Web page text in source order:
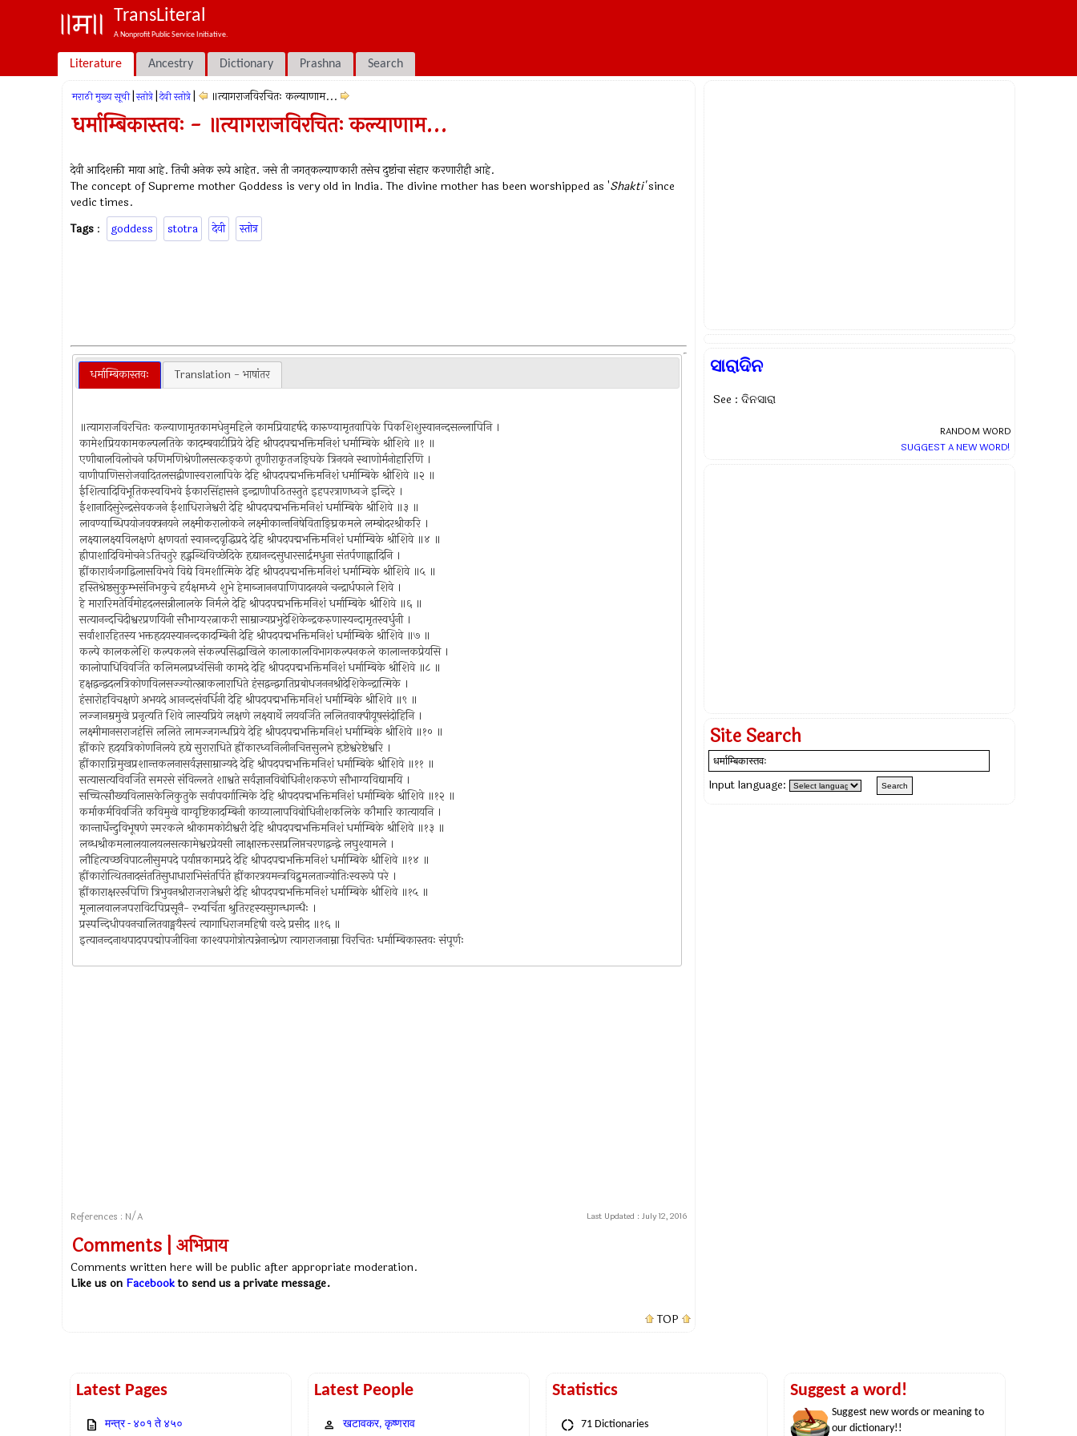
TransLiteral
A Nonprofit Public Service Initiative.
Literature Ancestry Dictionary Prashna Search
मराठी मुख्य सूची स्तोत्रे देवी स्तोत्रे ॥त्यागराजविरचितः कल्याणाम...
धर्माम्बिकास्तवः - ॥त्यागराजविरचितः कल्याणाम...
देवी आदिशक्ती माया आहे. तिची अनेक रूपे आहेत. जसे ती जगत्‌कल्याण्कारी तसेच दुष्टांचा संहार करणारीही आहे.
The concept of Supreme mother Goddess is very old in India. The divine mother has been worshipped as 'Shakti'since
vedic times.
Tags : goddess stotra देवी स्तोत्र
धर्माम्बिकास्तवः Translation - भाषांतर
॥त्यागराजविरचितः कल्याणामृतकामधेनुमहिले कामप्रियाहर्षदे कारुण्यामृतवापिके पिकशिशुस्वानन्दसल्लापिनि ।
कामेशप्रियकामकल्पलतिके कादम्बवाटीप्रिये देहि श्रीपदपद्मभक्तिमनिशं धर्माम्बिके श्रीशिवे ॥१ ॥
एणीबालविलोचने फणिमणिश्रेणीलसत्कङ्कणे तूणीराकृतजङ्घिके त्रिनयने स्थाणोर्मनोहारिणि ।
वाणीपाणिसरोजवादितलसद्वीणास्वरालापिके देहि श्रीपदपद्मभक्तिमनिशं धर्माम्बिके श्रीशिवे ॥२ ॥
ईशित्वादिविभूतिकस्वविभवे ईकारसिंहासने इन्द्राणीपठितस्तुते इहपरत्राणध्वजे इन्दिरे ।
ईशानादिसुरेन्द्रसेवकजने ईशाधिराजेश्वरी देहि श्रीपदपद्मभक्तिमनिशं धर्माम्बिके श्रीशिवे ॥३ ॥
लावण्याब्धिपयोजवक्त्रनयने लक्ष्मीकरालोकने लक्ष्मीकान्तनिषेविताङ्घ्रिकमले लम्बोदरश्रीकरि ।
लक्ष्यालक्ष्यविलक्षणे क्षणवतां स्वानन्दवृद्धिप्रदे देहि श्रीपदपद्मभक्तिमनिशं धर्माम्बिके श्रीशिवे ॥४ ॥
ह्रीपाशादिविमोचनेऽतिचतुरे हृद्ग्रन्थिविच्छेदिके हृद्यानन्दसुधारसार्द्रमधुना संतर्पणाह्लादिनि ।
ह्रींकारार्थजगद्विलासविभवे विद्ये विमर्शात्मिके देहि श्रीपदपद्मभक्तिमनिशं धर्माम्बिके श्रीशिवे ॥५ ॥
हस्तिश्रेष्ठसुकुम्भसंनिभकुचे हर्यक्षमध्ये शुभे हेमाब्जाननपाणिपादनयने चन्द्रार्धफाले शिवे ।
हे मारारिमतेर्विमोहदलसन्नीलालके निर्मले देहि श्रीपदपद्मभक्तिमनिशं धर्माम्बिके श्रीशिवे ॥६ ॥
सत्यानन्दचिदीश्वरप्रणयिनी सौभाग्यरत्नाकरी साम्राज्यप्रभुदेशिकेन्द्रकरुणास्यन्दामृतस्वर्धुनी ।
सर्वाशारहितस्य भक्तहृदयस्यानन्दकादम्बिनी देहि श्रीपदपद्मभक्तिमनिशं धर्माम्बिके श्रीशिवे ॥७ ॥
कल्पे कालकलेशि कल्पकलने संकल्पसिद्धाखिले कालाकालविभागकल्पनकले कालान्तकप्रेयसि ।
कालोपाधिविवर्जिते कलिमलप्रध्वंसिनी कामदे देहि श्रीपदपद्मभक्तिमनिशं धर्माम्बिके श्रीशिवे ॥८ ॥
हक्षद्वन्द्वदलत्रिकोणविलसज्ज्योत्स्नाकलाराधिते हंसद्वन्द्वगतिप्रबोधजननश्रीदेशिकेन्द्रात्मिके ।
हंसारोहविचक्षणे अभयदे आनन्दसंवर्धिनी देहि श्रीपदपद्मभक्तिमनिशं धर्माम्बिके श्रीशिवे ॥९ ॥
लज्जानम्रमुखे प्रनृत्यति शिवे लास्यप्रिये लक्षणे लक्ष्यार्थे लयवर्जिते ललितवाक्पीयूषसंदोहिनि ।
लक्ष्मीमानसराजहंसि ललिते लामज्जगन्धप्रिये देहि श्रीपदपद्मभक्तिमनिशं धर्माम्बिके श्रीशिवे ॥१० ॥
ह्रींकारे हृदयत्रिकोणनिलये हृद्ये सुराराधिते ह्रींकारध्वनिलीनचित्तसुलभे हृष्टेश्वरेष्टेश्वरि ।
ह्रींकाराग्निमुखप्रशान्तकलनासर्वज्ञसाम्राज्यदे देहि श्रीपदपद्मभक्तिमनिशं धर्माम्बिके श्रीशिवे ॥११ ॥
सत्यासत्यविवर्जिते समरसे संविल्लते शाश्वते सर्वज्ञानविबोधिनीशकरुणे सौभाग्यविद्यामयि ।
सच्चित्सौख्यविलासकेलिकुतुके सर्वापवर्गात्मिके देहि श्रीपदपद्मभक्तिमनिशं धर्माम्बिके श्रीशिवे ॥१२ ॥
कर्माकर्मविवर्जिते कविमुखे वाग्वृष्टिकादम्बिनी काव्यालापविबोधिनीशकलिके कौमारि कात्यायनि ।
कान्तार्धेन्दुविभूषणे स्मरकले श्रीकामकोटीश्वरी देहि श्रीपदपद्मभक्तिमनिशं धर्माम्बिके श्रीशिवे ॥१३ ॥
लब्धश्रीकमलालयालयलसत्कामेश्वरप्रेयसी लाक्षारक्तरसप्रलिप्तचरणद्वन्द्वे लघुश्यामले ।
लौहित्यच्छविपाटलीसुमपदे पर्याप्तकामप्रदे देहि श्रीपदपद्मभक्तिमनिशं धर्माम्बिके श्रीशिवे ॥१४ ॥
ह्रींकारोत्थितनादसंततिसुधाधाराभिसंतर्पिते ह्रींकारत्रयमन्त्रविद्रुमलताज्योतिःस्वरूपे परे ।
ह्रींकाराक्षररूपिणि त्रिभुवनश्रीराजराजेश्वरी देहि श्रीपदपद्मभक्तिमनिशं धर्माम्बिके श्रीशिवे ॥१५ ॥
मूलालवालजपराविटपिप्रसूनै- रभ्यर्चिता श्रुतिरहस्यसुगन्धगन्धैः ।
प्रस्पन्दिधीपवनचालितवाङ्मयैस्त्वं त्यागाधिराजमहिषी वरदे प्रसीद ॥१६ ॥
इत्यानन्दनाथपादपपद्मोपजीविना काश्यपगोत्रोत्पन्नेनान्ध्रेण त्यागराजनाम्ना विरचितः धर्माम्बिकास्तवः संपूर्णः
References : N/A Last Updated : July 12, 2016
Comments | अभिप्राय
Comments written here will be public after appropriate moderation.
Like us on Facebookto send us a private message.
TOP
ସାରାଦିନ
See : ଦିନସାରା
RANDOM WORD
SUGGEST A NEW WORD!
Site Search
Input language:
Latest Pages
मन्त्र - ४०१ ते ४५०
Latest People
खटावकर, कृष्णराव
Statistics
71 Dictionaries
Suggest a word!
Suggest new words or meaning to
our dictionary!!